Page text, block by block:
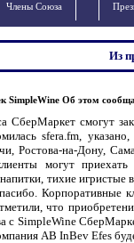
Члены Cоюза
Из
SimpleWine Об этом
СберМаркет смогут
sfera.fm,
Ростова-на-Дону,
могут
тихие
Корпоративные
что
с SimpleWine
AB InBev Efes